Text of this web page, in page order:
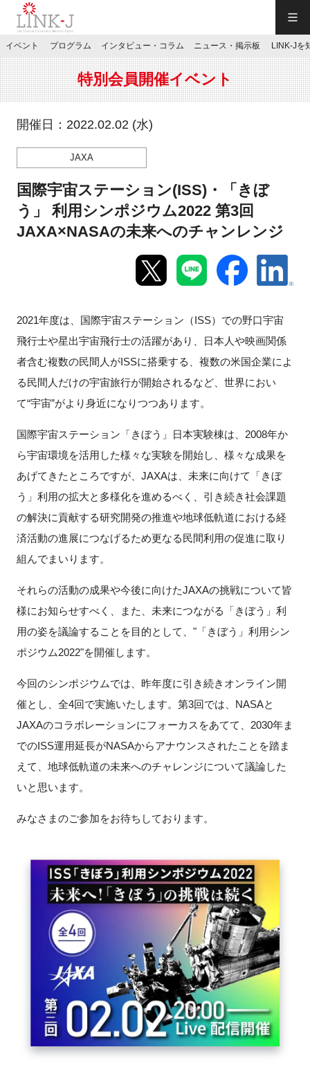
JP／EN
特別会員専用メニュー
施設ご予約
プログラム
ニュース・掲示板
LINK-Jを知る
特別会員
施設・アクセス
FAQ
閉じる
イベント プログラム インタビュー・コラム ニュース・掲示板 LINK-Jを
特別会員開催イベント
開催日：2022.02.02 (水)
JAXA
国際宇宙ステーション(ISS)・「きぼ
う」 利用シンポジウム2022 第3回
JAXA×NASAの未来へのチャンレンジ
2021年度は、国際宇宙ステーション（ISS）での野口宇宙
飛行士や星出宇宙飛行士の活躍があり、日本人や映画関係
者含む複数の民間人がISSに搭乗する、複数の米国企業によ
る民間人だけの宇宙旅行が開始されるなど、世界におい
て“宇宙”がより身近になりつつあります。
国際宇宙ステーション「きぼう」日本実験棟は、2008年か
ら宇宙環境を活用した様々な実験を開始し、様々な成果を
あげてきたところですが、JAXAは、未来に向けて「きぼ
う」利用の拡大と多様化を進めるべく、引き続き社会課題
の解決に貢献する研究開発の推進や地球低軌道における経
済活動の進展につなげるため更なる民間利用の促進に取り
組んでまいります。
それらの活動の成果や今後に向けたJAXAの挑戦について皆
様にお知らせすべく、また、未来につながる「きぼう」利
用の姿を議論することを目的として、"「きぼう」利用シン
ポジウム2022"を開催します。
今回のシンポジウムでは、昨年度に引き続きオンライン開
催とし、全4回で実施いたします。第3回では、NASAと
JAXAのコラボレーションにフォーカスをあてて、2030年ま
でのISS運用延長がNASAからアナウンスされたことを踏ま
えて、地球低軌道の未来へのチャレンジについて議論した
いと思います。
みなさまのご参加をお待ちしております。